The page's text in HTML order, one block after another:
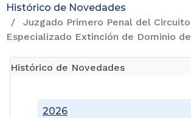
Histórico de Novedades
Juzgado Primero Penal del Circuito
Especializado Extinción de Dominio
Histórico de Novedades
2026